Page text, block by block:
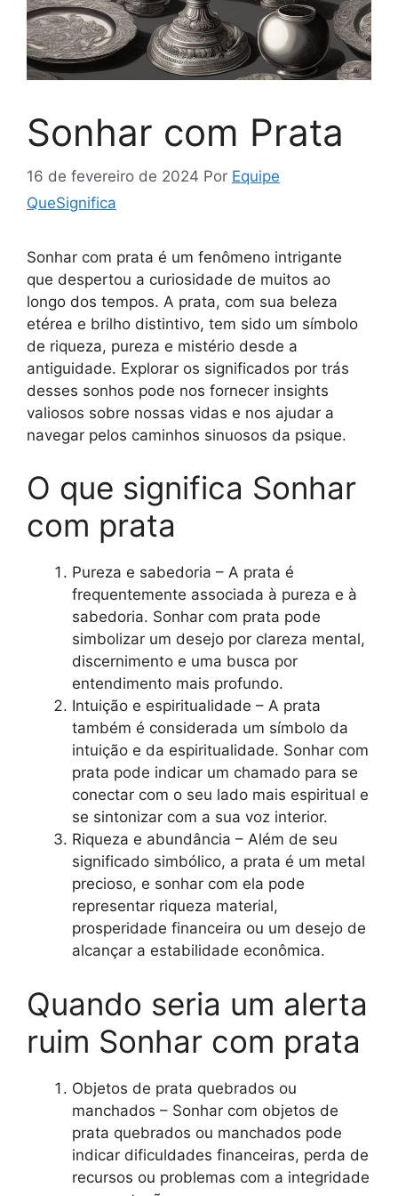
Sonhar com Prata
16 de fevereiro de 2024 Por Equipe
QueSignifica
Sonhar com prata é um fenômeno intrigante
que despertou a curiosidade de muitos ao
longo dos tempos. A prata, com sua beleza
etérea e brilho distintivo, tem sido um símbolo
de riqueza, pureza e mistério desde a
antiguidade. Explorar os significados por trás
desses sonhos pode nos fornecer insights
valiosos sobre nossas vidas e nos ajudar a
navegar pelos caminhos sinuosos da psique.
O que significa Sonhar
com prata
Pureza e sabedoria – A prata é
frequentemente associada à pureza e à
sabedoria. Sonhar com prata pode
simbolizar um desejo por clareza mental,
discernimento e uma busca por
entendimento mais profundo.
Intuição e espiritualidade – A prata
também é considerada um símbolo da
intuição e da espiritualidade. Sonhar com
prata pode indicar um chamado para se
conectar com o seu lado mais espiritual e
se sintonizar com a sua voz interior.
Riqueza e abundância – Além de seu
significado simbólico, a prata é um metal
precioso, e sonhar com ela pode
representar riqueza material,
prosperidade financeira ou um desejo de
alcançar a estabilidade econômica.
Quando seria um alerta
ruim Sonhar com prata
Objetos de prata quebrados ou
manchados – Sonhar com objetos de
prata quebrados ou manchados pode
indicar dificuldades financeiras, perda de
recursos ou problemas com a integridade